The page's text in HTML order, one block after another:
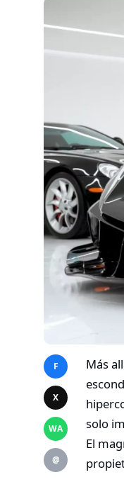
F
X
WA
@
Más
solo
El